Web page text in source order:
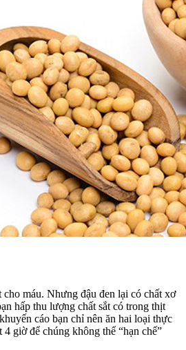
cho máu. Nhưng đậu đen lại có chất xơ
hấp thu lượng chất sắt có trong thịt
cáo bạn chỉ nên ăn hai loại thực
4 giờ để chúng không thể “hạn chế”